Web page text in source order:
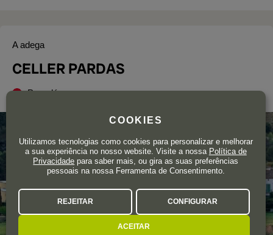
A adega
CELLER PARDAS
Penedés
COOKIES
Utilizamos tecnologias como cookies para personalizar e melhorar
a sua experiência no nosso website. Visite a nossa Política de
Privacidade para saber mais, ou gira as suas preferências
pessoais na nossa Ferramenta de Consentimento.
REJEITAR CONFIGURAR
ACEITAR